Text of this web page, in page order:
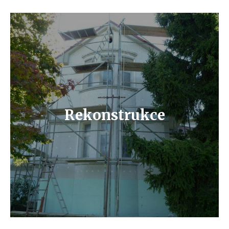
Rekonstrukce
Zkušení odborníci
Poradíme si s rekonstrukcí vašeho bytu.
Doporučíme vhodný materiál a veškerou práci
zhotoví pracovníci s mnohaletými
zkušenostmi v oboru.